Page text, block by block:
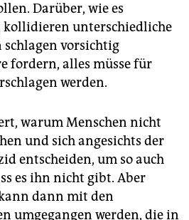
Darüber, wie es
kollidieren unterschiedliche
schlagen vorsichtig
fordern, alles müsse für
werden.
warum Menschen nicht
und sich angesichts der
entscheiden, um so auch
es ihn nicht gibt. Aber
dann mit den
umgegangen werden, die in